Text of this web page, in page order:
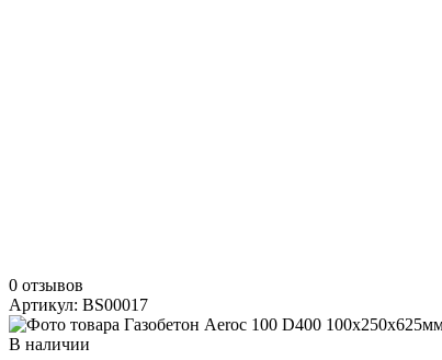
0 отзывов
Артикул: BS00017
В наличии